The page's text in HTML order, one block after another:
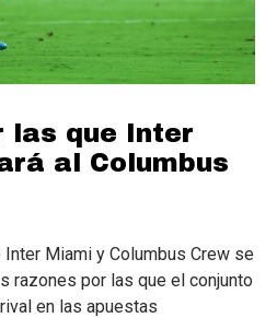
las que Inter
al Columbus
Miami y Columbus Crew se
razones por las que el conjunto
en las apuestas